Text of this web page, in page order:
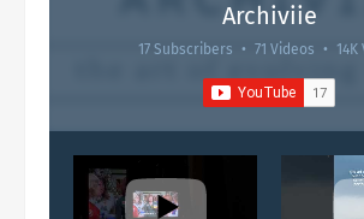
Archiviie
17 Subscribers • 71 Videos • 14K